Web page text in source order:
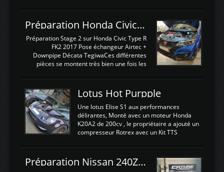
d'envoyer l'information de la large bande
dans le boitier. sydney sweeney deepfake
La sortie 0-5V de l'afr sera connectée sur
l'entrée AN Volt 8 et GndAN pour
Analogique, et Volt car l'information est une
tension (Pas une résistance variable d'un
est temps de brancher le ...
Préparation Honda Civic Type R FK2
Préparation Stage 2 sur Honda Civic Type R
FK2 2017 Pose échangeur Airtec +
Downpipe Décata TegiwaCes différentes
pièces se montent très bien une fois les
légere découpe du plastique inferieur,
negénant en rien la structure ou le
fonctionnement du fond plat. Une
reprogrammation Stage 2 est faite sur le
calculateur d'origine. Une alternative
économique au passage sur Hondata
d'origine 310cv et 400Nn , Une fois
reprogrammé et les ...
Lotus Hot Purpple
Une lotus Elise S1 aux performances
délirantes, Monté avec un moteur Honda
K20A2 de 200cv , le propriétaire a ajouté un
compresseur Rotrex avec un Kit TTS
d'augmenter la puissance de son moteur:
un watercooler a été ajouté. 300Cv sans
Préparation Nissan 240Z SR20DET